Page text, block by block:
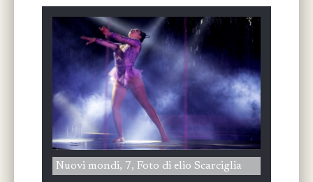
Nuovi mondi, 7, Foto di elio Scarciglia